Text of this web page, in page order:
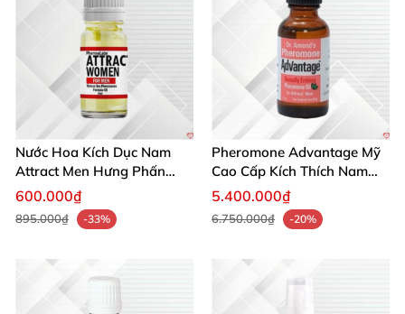
Nước Hoa Kích Dục Nam
Attract Men Hưng Phấn
Mạnh Mẽ Tăng Ham Muốn
600.000₫
895.000₫ -33%
Pheromone Advantage Mỹ
Cao Cấp Kích Thích Nam
Giới Nhanh
5.400.000₫
6.750.000₫ -20%